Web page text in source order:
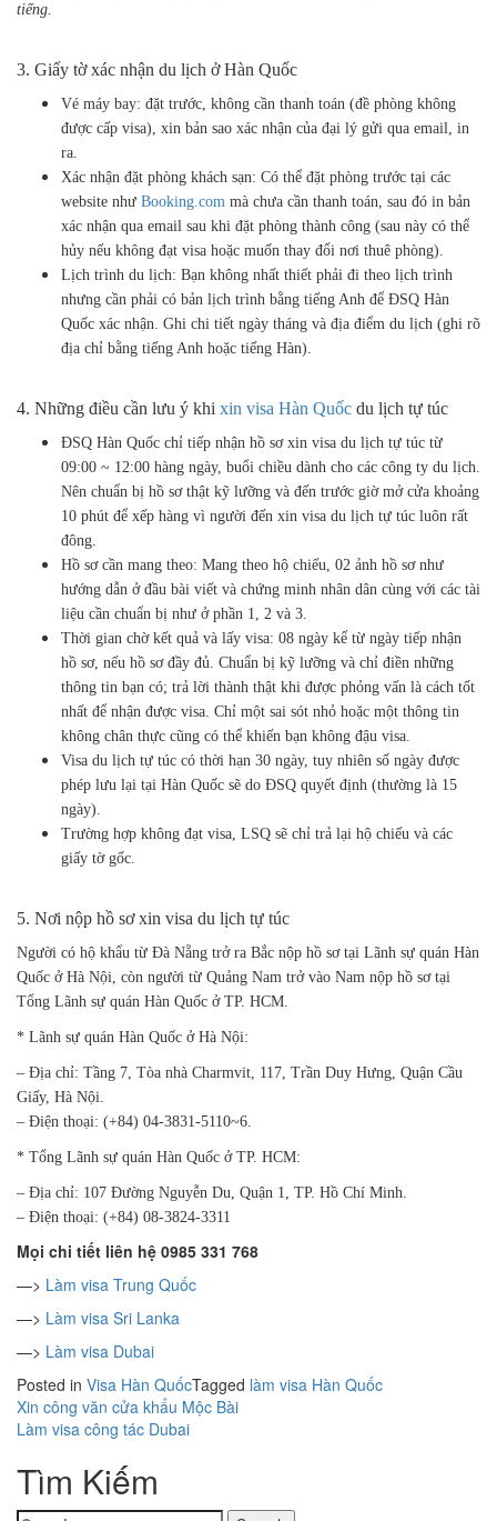
tiếng.
3. Giấy tờ xác nhận du lịch ở Hàn Quốc
Vé máy bay: đặt trước, không cần thanh toán (đề phòng không
được cấp visa), xin bản sao xác nhận của đại lý gửi qua email, in
ra.
Xác nhận đặt phòng khách sạn: Có thể đặt phòng trước tại các
website như Booking.com mà chưa cần thanh toán, sau đó in bản
xác nhận qua email sau khi đặt phòng thành công (sau này có thể
hủy nếu không đạt visa hoặc muốn thay đổi nơi thuê phòng).
Lịch trình du lịch: Bạn không nhất thiết phải đi theo lịch trình
nhưng cần phải có bản lịch trình bằng tiếng Anh để ĐSQ Hàn
Quốc xác nhận. Ghi chi tiết ngày tháng và địa điểm du lịch (ghi rõ
địa chỉ bằng tiếng Anh hoặc tiếng Hàn).
4. Những điều cần lưu ý khi xin visa Hàn Quốc du lịch tự túc
ĐSQ Hàn Quốc chỉ tiếp nhận hồ sơ xin visa du lịch tự túc từ
09:00 ~ 12:00 hàng ngày, buổi chiều dành cho các công ty du lịch.
Nên chuẩn bị hồ sơ thật kỹ lưỡng và đến trước giờ mở cửa khoảng
10 phút để xếp hàng vì người đến xin visa du lịch tự túc luôn rất
đông.
Hồ sơ cần mang theo: Mang theo hộ chiếu, 02 ảnh hồ sơ như
hướng dẫn ở đầu bài viết và chứng minh nhân dân cùng với các tài
liệu cần chuẩn bị như ở phần 1, 2 và 3.
Thời gian chờ kết quả và lấy visa: 08 ngày kể từ ngày tiếp nhận
hồ sơ, nếu hồ sơ đầy đủ. Chuẩn bị kỹ lưỡng và chỉ điền những
thông tin bạn có; trả lời thành thật khi được phỏng vấn là cách tốt
nhất để nhận được visa. Chỉ một sai sót nhỏ hoặc một thông tin
không chân thực cũng có thể khiến bạn không đậu visa.
Visa du lịch tự túc có thời hạn 30 ngày, tuy nhiên số ngày được
phép lưu lại tại Hàn Quốc sẽ do ĐSQ quyết định (thường là 15
ngày).
Trường hợp không đạt visa, LSQ sẽ chỉ trả lại hộ chiếu và các
giấy tờ gốc.
5. Nơi nộp hồ sơ xin visa du lịch tự túc
Người có hộ khẩu từ Đà Nẵng trở ra Bắc nộp hồ sơ tại Lãnh sự quán Hàn
Quốc ở Hà Nội, còn người từ Quảng Nam trở vào Nam nộp hồ sơ tại
Tổng Lãnh sự quán Hàn Quốc ở TP. HCM.
* Lãnh sự quán Hàn Quốc ở Hà Nội:
– Địa chỉ: Tầng 7, Tòa nhà Charmvit, 117, Trần Duy Hưng, Quận Cầu
Giấy, Hà Nội.
– Điện thoại: (+84) 04-3831-5110~6.
* Tổng Lãnh sự quán Hàn Quốc ở TP. HCM:
– Địa chỉ: 107 Đường Nguyễn Du, Quận 1, TP. Hồ Chí Minh.
– Điện thoại: (+84) 08-3824-3311
Mọi chi tiết liên hệ 0985 331 768
—> Làm visa Trung Quốc
—> Làm visa Sri Lanka
—> Làm visa Dubai
Posted in Visa Hàn QuốcTagged làm visa Hàn Quốc
Post
navigation
Xin công văn cửa khẩu Mộc Bài
Làm visa công tác Dubai
Tìm Kiếm